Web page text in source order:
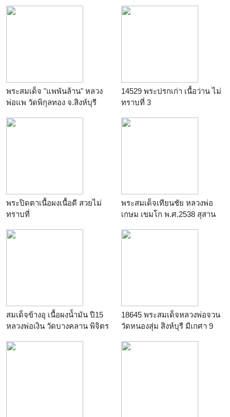
เซนติเมตร 9
พระสมเด็จ "แพพันล้าน" หลวง
พ่อแพ วัดพิกุลทอง จ.สิงห์บุรี
14529 พระปรกเก่า เนื้อว่าน ไม่
ทราบที่ 3
พระปิดตาเนื้อผงเนื้อดี สวยไม่
ทราบที่
พระสมเด็จเทียนชัย หลวงพ่อ
เกษม เขมโก พ.ศ.2538 สุสาน
สมเด็จข้างอุ เนื้อผงน้ำมัน ปี15
หลวงพ่อเงิน วัดบางคลาน พิจิตร
18645 พระสมเด็จหลวงพ่อจวน
วัดหนองสุ่ม สิงห์บุรี มีเกศา 9